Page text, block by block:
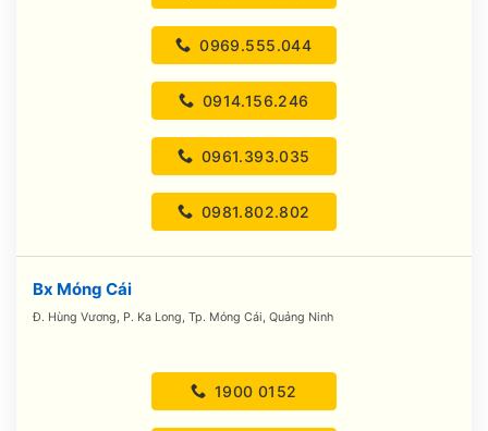
0969.555.044
0914.156.246
0961.393.035
0981.802.802
Bx Móng Cái
Đ. Hùng Vương, P. Ka Long, Tp. Móng Cái, Quảng Ninh
1900 0152